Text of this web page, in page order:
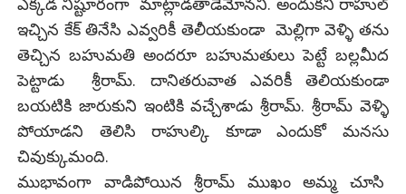
ఇచ్చిన కేక్ తినేసి ఎవ్వరికీ తెలీయకుండా మెల్లిగా వెళ్ళి తను
తెచ్చిన బహుమతి అందరూ బహుమతులు పెట్టే బల్లమీద
పెట్టాడు శ్రీరామ్. దానితరువాత ఎవరికీ తెలియకుండా
బయటికి జారుకుని ఇంటికి వచ్చేశాడు శ్రీరామ్. శ్రీరామ్ వెళ్ళి
పోయాడని తెలిసి రాహుల్కి కూడా ఎందుకో మనసు
చివుక్కుమంది.
ముభావంగా వాడిపోయిన శ్రీరామ్ ముఖం అమ్మ చూసి